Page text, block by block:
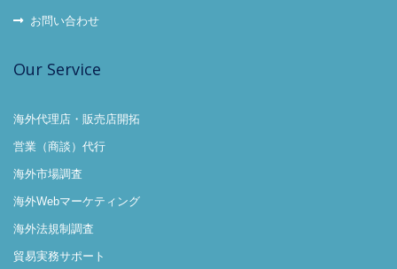
お問い合わせ
Our Service
海外代理店・販売店開拓
営業（商談）代行
海外市場調査
海外Webマーケティング
海外法規制調査
貿易実務サポート